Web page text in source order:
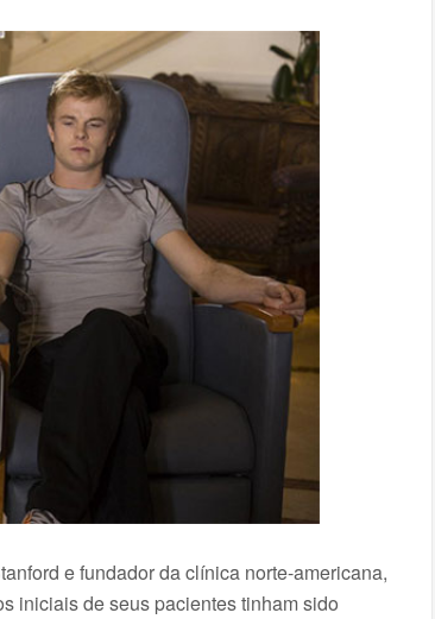
e fundador da clínica norte-americana,
iniciais de seus pacientes tinham sido